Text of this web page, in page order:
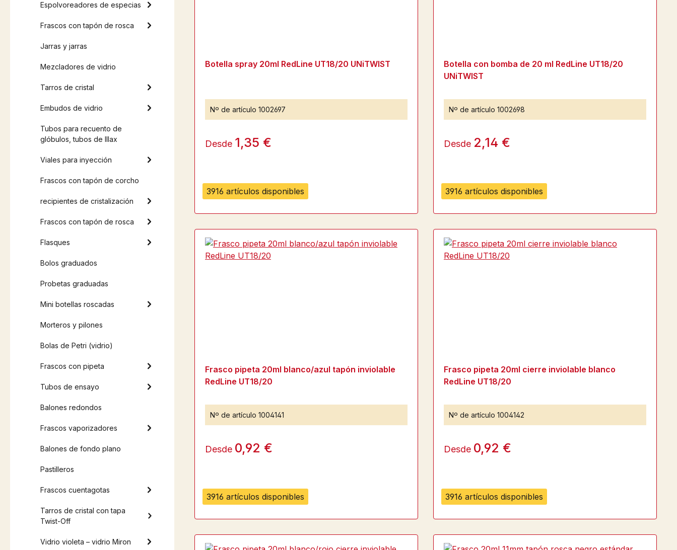
Espolvoreadores de especias
Frascos con tapón de rosca
Jarras y jarras
Mezcladores de vidrio
Tarros de cristal
Embudos de vidrio
Tubos para recuento de
glóbulos, tubos de Illax
Viales para inyección
Frascos con tapón de corcho
recipientes de cristalización
Frascos con tapón de rosca
Flasques
Bolos graduados
Probetas graduadas
Mini botellas roscadas
Morteros y pilones
Bolas de Petri (vidrio)
Frascos con pipeta
Tubos de ensayo
Balones redondos
Frascos vaporizadores
Balones de fondo plano
Pastilleros
Frascos cuentagotas
Tarros de cristal con tapa
Twist-Off
Vidrio violeta – vidrio Miron
3916 artículos disponibles
Botella spray 20ml RedLine UT18/20 UNiTWIST
Nº de artículo 1002697
Desde 1,35 €
3916 artículos disponibles
Botella con bomba de 20 ml RedLine UT18/20
UNiTWIST
Nº de artículo 1002698
Desde 2,14 €
3916 artículos disponibles
Frasco pipeta 20ml blanco/azul tapón inviolable
RedLine UT18/20
Nº de artículo 1004141
Desde 0,92 €
3916 artículos disponibles
Frasco pipeta 20ml cierre inviolable blanco
RedLine UT18/20
Nº de artículo 1004142
Desde 0,92 €